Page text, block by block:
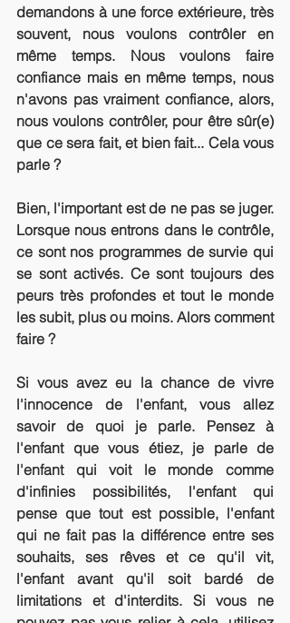
demandons à une force extérieure, très
souvent, nous voulons contrôler en
même temps. Nous voulons faire
confiance mais en même temps, nous
n'avons pas vraiment confiance, alors,
nous voulons contrôler, pour être sûr(e)
que ce sera fait, et bien fait... Cela vous
parle ?
Bien, l'important est de ne pas se juger.
Lorsque nous entrons dans le contrôle,
ce sont nos programmes de survie qui
se sont activés. Ce sont toujours des
peurs très profondes et tout le monde
les subit, plus ou moins. Alors comment
faire ?
Si vous avez eu la chance de vivre
l'innocence de l'enfant, vous allez
savoir de quoi je parle. Pensez à
l'enfant que vous étiez, je parle de
l'enfant qui voit le monde comme
d'infinies possibilités, l'enfant qui
pense que tout est possible, l'enfant
qui ne fait pas la différence entre ses
souhaits, ses rêves et ce qu'il vit,
l'enfant avant qu'il soit bardé de
limitations et d'interdits. Si vous ne